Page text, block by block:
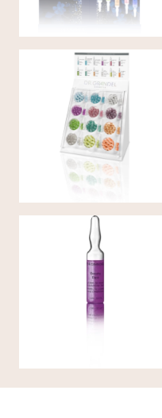
AMPOULES KIT DE
DÉMARRAGE SMALL
BEAUTY DATE AMPOULE